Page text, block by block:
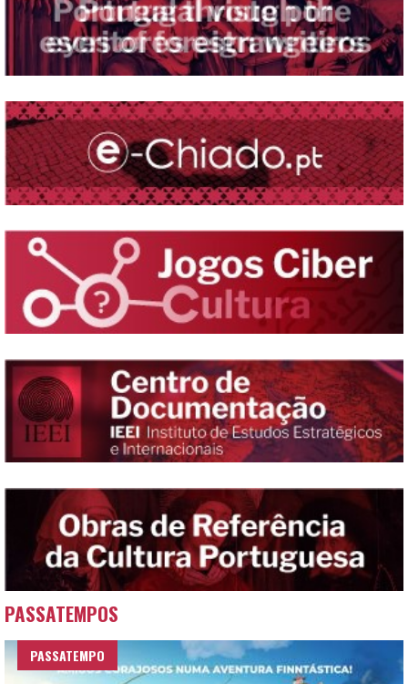
PASSATEMPOS
PASSATEMPO